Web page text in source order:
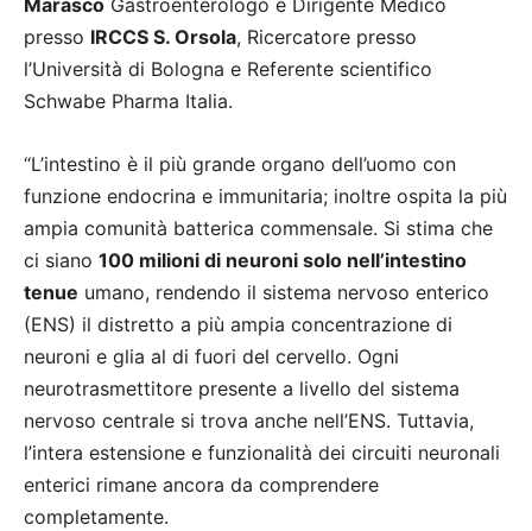
Marasco Gastroenterologo e Dirigente Medico
presso IRCCS S. Orsola, Ricercatore presso
l’Università di Bologna e Referente scientifico
Schwabe Pharma Italia.
“L’intestino è il più grande organo dell’uomo con
funzione endocrina e immunitaria; inoltre ospita la più
ampia comunità batterica commensale. Si stima che
ci siano 100 milioni di neuroni solo nell’intestino
tenue umano, rendendo il sistema nervoso enterico
(ENS) il distretto a più ampia concentrazione di
neuroni e glia al di fuori del cervello. Ogni
neurotrasmettitore presente a livello del sistema
nervoso centrale si trova anche nell’ENS. Tuttavia,
l’intera estensione e funzionalità dei circuiti neuronali
enterici rimane ancora da comprendere
completamente.